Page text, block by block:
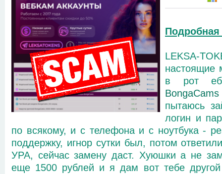
LEKSA-
настоящие
в рот
BongaCams
пытаюсь
логин и
по всякому, и с телефона и с ноутбука -
поддержку, игнор сутки был, потом
УРА, сейчас замену даст. Хуюшки а не
еще 1500 рублей и я дам вот тебе